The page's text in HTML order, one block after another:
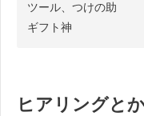
ツール、つけの助
ギフト神
ヒアリングと